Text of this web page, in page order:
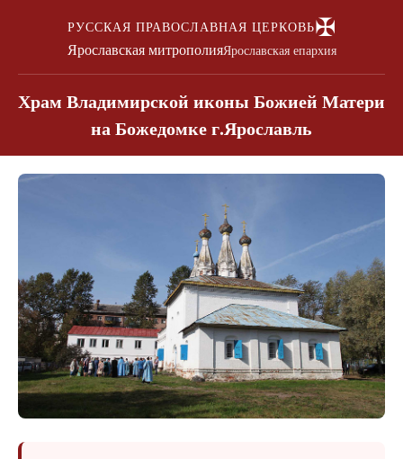
РУССКАЯ ПРАВОСЛАВНАЯ ЦЕРКОВЬ✠
Ярославская митрополияЯрославская епархия
Храм Владимирской иконы Божией Матери
на Божедомке г.Ярославль